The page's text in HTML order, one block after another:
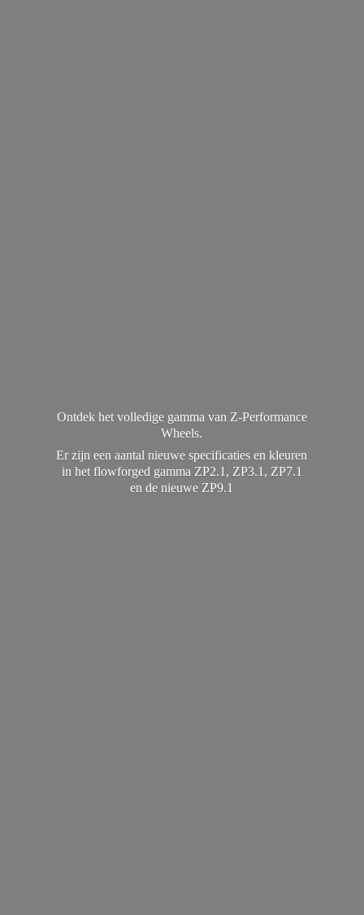
Ontdek het volledige gamma van Z-Performance
Wheels.
Er zijn een aantal nieuwe specificaties en kleuren
in het flowforged gamma ZP2.1, ZP3.1, ZP7.1
en denieuwe ZP9.1